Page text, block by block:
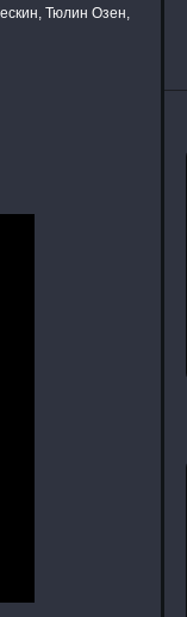
Тюлин Озен,